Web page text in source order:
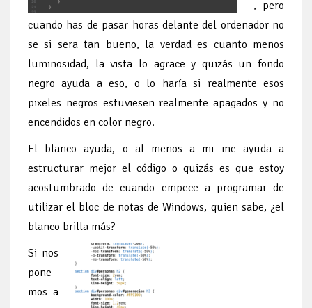
, pero
cuando has de pasar horas delante del ordenador no
se si sera tan bueno, la verdad es cuanto menos
luminosidad, la vista lo agrace y quizás un fondo
negro ayuda a eso, o lo haría si realmente esos
pixeles negros estuviesen realmente apagados y no
encendidos en color negro.
El blanco ayuda, o al menos a mi me ayuda a
estructurar mejor el código o quizás es que estoy
acostumbrado de cuando empece a programar de
utilizar el bloc de notas de Windows, quien sabe, ¿el
blanco brilla más?
Si nos
pone
mos a